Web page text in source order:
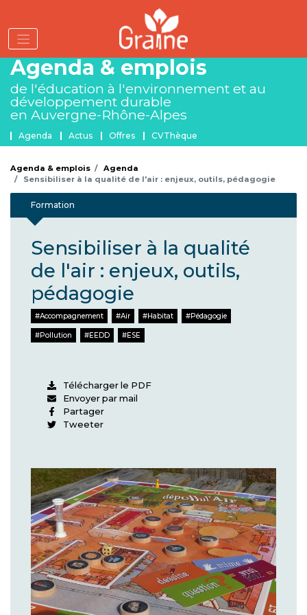
Aller
au
contenu
principal
Agenda & emplois
de l'éducation à l'environnement et au
développement durable
en Auvergne-Rhône-Alpes
Menu Agenda et emplois
Agenda Actus Offres CVThèque
Agenda & emplois
Agenda
Sensibiliser à la qualité de l'air : enjeux, outils, pédagogie
Formation
Sensibiliser à la qualité
de l'air : enjeux, outils,
pédagogie
Accompagnement Air Habitat Pédagogie
Pollution EEDD ESE
Télécharger le PDF
Envoyer par mail
Partager
Tweeter